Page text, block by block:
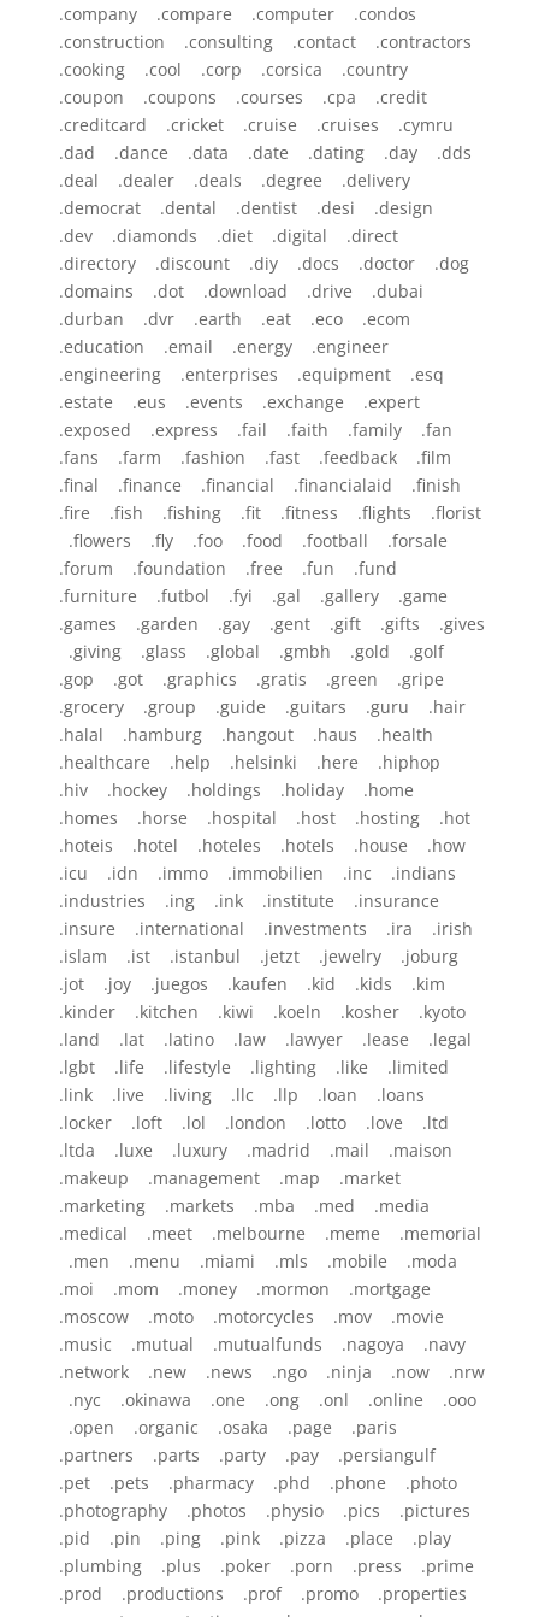
.company .compare .computer .condos
.construction .consulting .contact .contractors
.cooking .cool .corp .corsica .country
.coupon .coupons .courses .cpa .credit
.creditcard .cricket .cruise .cruises .cymru
.dad .dance .data .date .dating .day .dds
.deal .dealer .deals .degree .delivery
.democrat .dental .dentist .desi .design
.dev .diamonds .diet .digital .direct
.directory .discount .diy .docs .doctor .dog
.domains .dot .download .drive .dubai
.durban .dvr .earth .eat .eco .ecom
.education .email .energy .engineer
.engineering .enterprises .equipment .esq
.estate .eus .events .exchange .expert
.exposed .express .fail .faith .family .fan
.fans .farm .fashion .fast .feedback .film
.final .finance .financial .financialaid .finish
.fire .fish .fishing .fit .fitness .flights .florist
.flowers .fly .foo .food .football .forsale
.forum .foundation .free .fun .fund
.furniture .futbol .fyi .gal .gallery .game
.games .garden .gay .gent .gift .gifts .gives
.giving .glass .global .gmbh .gold .golf
.gop .got .graphics .gratis .green .gripe
.grocery .group .guide .guitars .guru .hair
.halal .hamburg .hangout .haus .health
.healthcare .help .helsinki .here .hiphop
.hiv .hockey .holdings .holiday .home
.homes .horse .hospital .host .hosting .hot
.hoteis .hotel .hoteles .hotels .house .how
.icu .idn .immo .immobilien .inc .indians
.industries .ing .ink .institute .insurance
.insure .international .investments .ira .irish
.islam .ist .istanbul .jetzt .jewelry .joburg
.jot .joy .juegos .kaufen .kid .kids .kim
.kinder .kitchen .kiwi .koeln .kosher .kyoto
.land .lat .latino .law .lawyer .lease .legal
.lgbt .life .lifestyle .lighting .like .limited
.link .live .living .llc .llp .loan .loans
.locker .loft .lol .london .lotto .love .ltd
.ltda .luxe .luxury .madrid .mail .maison
.makeup .management .map .market
.marketing .markets .mba .med .media
.medical .meet .melbourne .meme .memorial
.men .menu .miami .mls .mobile .moda
.moi .mom .money .mormon .mortgage
.moscow .moto .motorcycles .mov .movie
.music .mutual .mutualfunds .nagoya .navy
.network .new .news .ngo .ninja .now .nrw
.nyc .okinawa .one .ong .onl .online .ooo
.open .organic .osaka .page .paris
.partners .parts .party .pay .persiangulf
.pet .pets .pharmacy .phd .phone .photo
.photography .photos .physio .pics .pictures
.pid .pin .ping .pink .pizza .place .play
.plumbing .plus .poker .porn .press .prime
.prod .productions .prof .promo .properties